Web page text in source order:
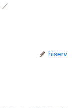
hiserv